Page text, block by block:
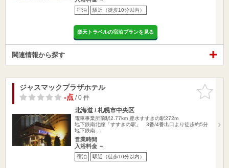
宿泊 駅近（徒歩10分以内）
楽天トラベルの宿泊プランを見る
関連情報から探す
お気に入
りに追加
ジャスマックプラザホテル
-点/ 0 件
北海道 / 札幌市中央区
電車事業所前駅2.77km 豊水すすきの駅272m
地下鉄南北線「すすきの駅」 3番/4番出口より徒歩約5分
地下鉄南…
営業時間
入浴料金 ～
宿泊 駅近（徒歩10分以内）